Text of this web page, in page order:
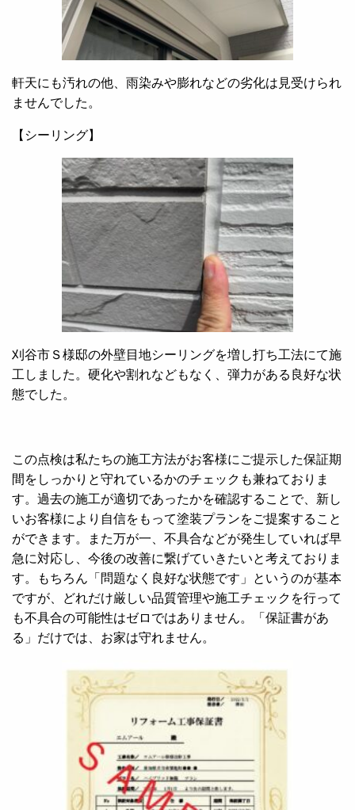
軒天にも汚れの他、雨染みや膨れなどの劣化は見受けられ
ませんでした。
【シーリング】
刈谷市Ｓ様邸の外壁目地シーリングを増し打ち工法にて施
工しました。硬化や割れなどもなく、弾力がある良好な状
態でした。
この点検は私たちの施工方法がお客様にご提示した保証期
間をしっかりと守れているかのチェックも兼ねておりま
す。過去の施工が適切であったかを確認することで、新し
いお客様により自信をもって塗装プランをご提案すること
ができます。また万が一、不具合などが発生していれば早
急に対応し、今後の改善に繋げていきたいと考えておりま
す。もちろん「問題なく良好な状態です」というのが基本
ですが、どれだけ厳しい品質管理や施工チェックを行って
も不具合の可能性はゼロではありません。「保証書があ
る」だけでは、お家は守れません。